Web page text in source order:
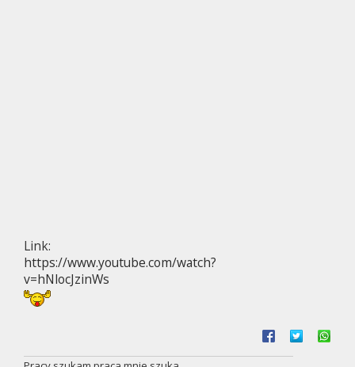
Link:
https://www.youtube.com/watch?
v=hNlocJzinWs